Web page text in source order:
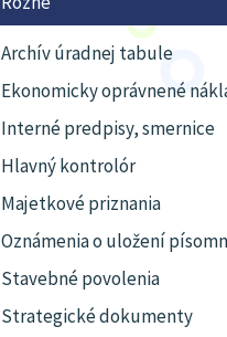
Archív úradnej tabule
Ekonomicky oprávnené
Interné predpisy, smernice
Hlavný kontrolór
Majetkové priznania
Oznámenia o uložení
Stavebné povolenia
Strategické dokumenty